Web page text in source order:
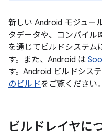
新しい Android モジュー
タデータや、コンパイル
を通じてビルドシステム
す。また、Android は
す。Android ビルドシス
のビルドをご覧ください。
ビルドレイヤに